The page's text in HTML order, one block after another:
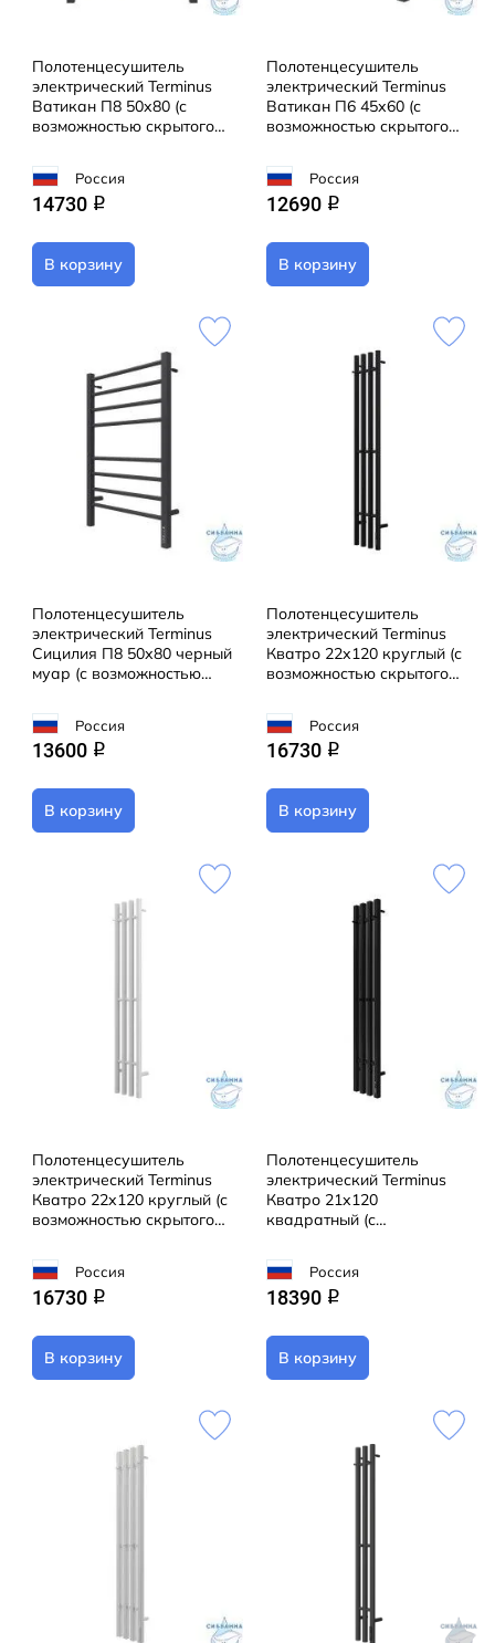
вилкой
Что включено:
монтажный комплект
электрический кабель
Полотенцесушитель
электрический Terminus
Ватикан П8 50х80 (с
возможностью скрытого
муар)
Россия
14730 q
В корзину
Полотенцесушитель
электрический Terminus
Ватикан П6 45х60 (с
возможностью скрытого
муар)
Россия
12690 q
В корзину
Полотенцесушитель
электрический Terminus
Сицилия П8 50х80 черный
муар (с возможностью
подключение
универсальное)
Россия
13600 q
В корзину
Полотенцесушитель
электрический Terminus
Кватро 22х120 круглый (с
возможностью скрытого
матовый)
Россия
16730 q
В корзину
Полотенцесушитель
электрический Terminus
Кватро 22х120 круглый (с
возможностью скрытого
матовый)
Россия
16730 q
В корзину
Полотенцесушитель
электрический Terminus
Кватро 21х120
квадратный (с
подключения) (черный
матовый)Россия
18390 q
В корзину